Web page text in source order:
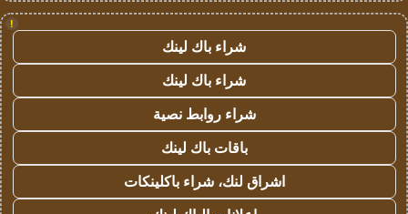
!
شراء باك لينك
شراء باك لينك
شراء روابط نصية
باقات باك لينك
اشراق لنك، شراء باكلينكات